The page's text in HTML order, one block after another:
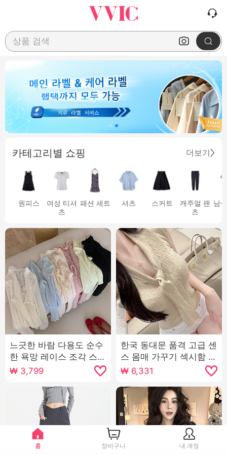
상품 검색
카테고리별 쇼핑 더보기
원피스
여성 티셔
츠
패션 세트 셔츠 스커트
캐주얼 팬
츠
남
느긋한 바람 다용도 순수
한 욕망 레이스 조각 스트
랩 니트 오픈 가디건 여성
봄 미니멀리즘 슬림해 보
이는 긴팔 태양 보호 셔츠
₩ 3,799
한국 동대문 품격 고급 센
스 몸매 가꾸기 섹시함 순
수한 욕망 바람 여성 리본
₩ 6,331
홈 장바구니 내 계정